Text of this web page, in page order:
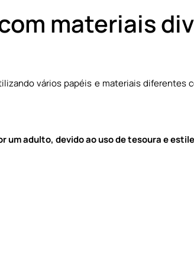
materiais
vários papéis e materiais diferentes
um adulto, devido ao uso de tesoura e